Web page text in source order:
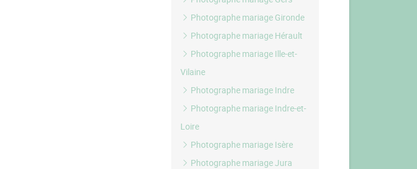
Photographe mariage Gironde
Photographe mariage Hérault
Photographe mariage Ille-et-
Vilaine
Photographe mariage Indre
Photographe mariage Indre-et-
Loire
Photographe mariage Isère
Photographe mariage Jura